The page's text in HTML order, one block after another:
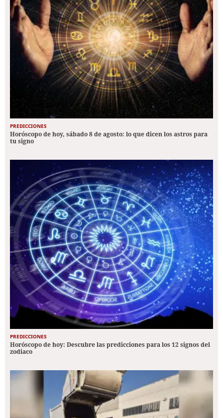
PREDICCIONES
Horóscopo de hoy, sábado 8 de agosto: lo que dicen los astros para
tu signo
PREDICCIONES
Horóscopo de hoy: Descubre las predicciones para los 12 signos del
zodiaco